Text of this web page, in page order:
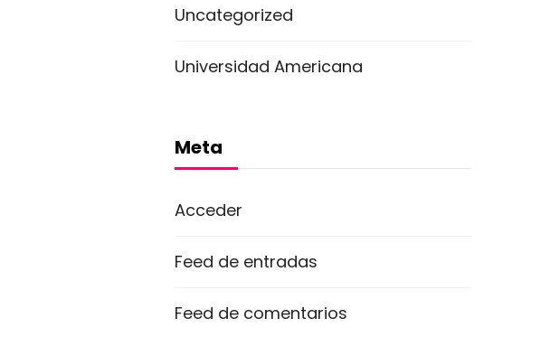
Uncategorized
Universidad Americana
Meta
Acceder
Feed de entradas
Feed de comentarios